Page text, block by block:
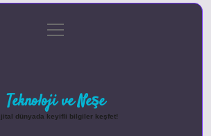
Gizlilik Politikası
menüyü
aç
Teknoloji ve Neşe
dünyada keyifli bilgiler keşfet!